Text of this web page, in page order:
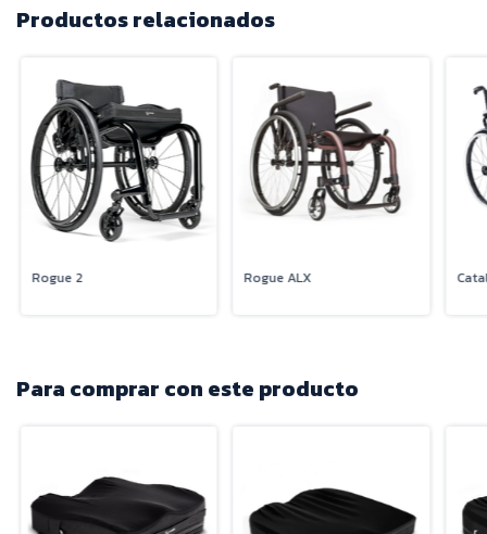
Productos relacionados
Rogue 2 Rogue ALX
Para comprar con este producto